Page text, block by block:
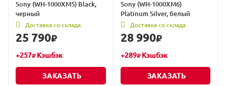
Sony (WH-1000XM5) Black,
черный
Доставка со склада
25 790₽
+257₽Кэшбэк
ЗАКАЗАТЬ
Sony (WH-1000XM6)
Platinum Silver, белый
Доставка со склада
28 990₽
+289₽Кэшбэк
ЗАКАЗАТЬ